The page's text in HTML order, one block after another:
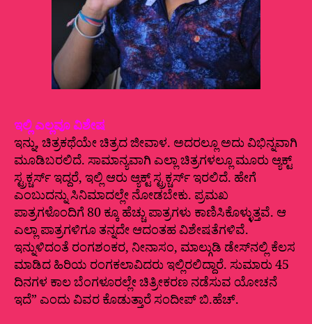
ಇಲ್ಲಿ ಎಲ್ಲವೂ ವಿಶೇಷ
ಇನ್ನು, ಚಿತ್ರಕಥೆಯೇ ಚಿತ್ರದ ಜೀವಾಳ. ಅದರಲ್ಲೂ ಅದು ವಿಭಿನ್ನವಾಗಿ
ಮೂಡಿಬರಲಿದೆ. ಸಾಮಾನ್ಯವಾಗಿ ಎಲ್ಲಾ ಚಿತ್ರಗಳಲ್ಲೂ ಮೂರು ಆ್ಯಕ್ಟ್‌
ಸ್ಟ್ರಕ್ಚರ್ಸ್‌ ಇದ್ದರೆ, ಇಲ್ಲಿ ಆರು ಆ್ಯಕ್ಟ್‌ ಸ್ಟ್ರಕ್ಚರ್ಸ್‌ ಇರಲಿದೆ. ಹೇಗೆ
ಎಂಬುದನ್ನು ಸಿನಿಮಾದಲ್ಲೇ ನೋಡಬೇಕು. ಪ್ರಮಖ
ಪಾತ್ರಗಳೊಂದಿಗೆ 80 ಕ್ಕೂ ಹೆಚ್ಚು ಪಾತ್ರಗಳು ಕಾಣಿಸಿಕೊಳ್ಳುತ್ತವೆ. ಆ
ಎಲ್ಲಾ ಪಾತ್ರಗಳಿಗೂ ತನ್ನದೇ ಆದಂತಹ ವಿಶೇಷತೆಗಳಿವೆ.
ಇನ್ನುಳಿದಂತೆ ರಂಗಶಂಕರ, ನೀನಾಸಂ, ಮಾಲ್ಗುಡಿ ಡೇಸ್‌ನಲ್ಲಿ ಕೆಲಸ
ಮಾಡಿದ ಹಿರಿಯ ರಂಗಕಲಾವಿದರು ಇಲ್ಲಿರಲಿದ್ದಾರೆ. ಸುಮಾರು 45
ದಿನಗಳ ಕಾಲ ಬೆಂಗಳೂರಲ್ಲೇ ಚಿತ್ರೀಕರಣ ನಡೆಸುವ ಯೋಚನೆ
ಇದೆ” ಎಂದು ವಿವರ ಕೊಡುತ್ತಾರೆ ಸಂದೀಪ್‌ ಬಿ.ಹೆಚ್.‌